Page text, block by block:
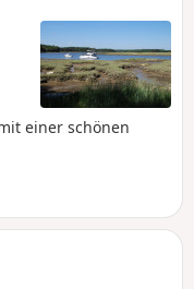
einer schönen